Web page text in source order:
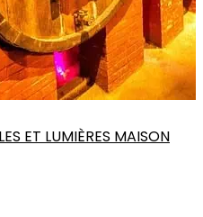
ET LUMIÈRES MAISON